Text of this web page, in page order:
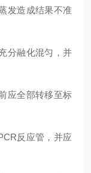
发造成结果不准
分融化混匀，并
应全部转移至标
反应管，并应